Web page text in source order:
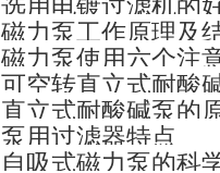
选用电镀过滤机的
磁力泵工作原理及
磁力泵使用六个注
可空转直立式耐酸
直立式耐酸碱泵的
泵用过滤器特点
自吸式磁力泵的科